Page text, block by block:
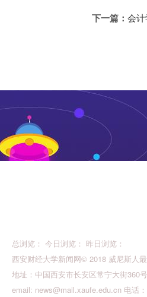
下一篇： 会
总浏览： 今日浏览： 昨日浏览：
西安财经大学新闻网© 2018 威尼斯人
地址：中国西安市长安区常宁大街360
email: news@mail.xaufe.edu.cn 电话